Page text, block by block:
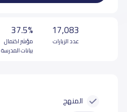
17,083
عدد الزيارات
37.5%
مؤشر اكتمال
بيانات المدرسة
المنهج